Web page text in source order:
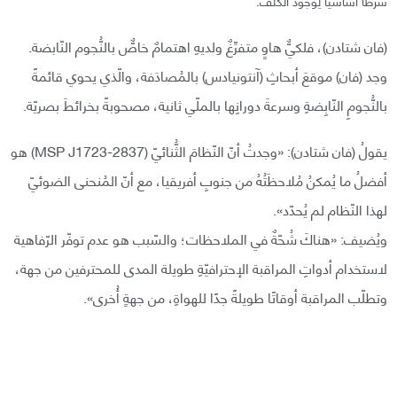
(فان شتادن)، فلكيٌّ هاوٍ متفرِّغٌ ولديهِ اهتمامٌ خاصٌّ بالنُّجوم النّابضة.
وجد (فان) موقعَ أبحاثِ (آنتونيادس) بالمُصادَفة، والّذي يحوي قائمةً
بالنُّجومِ النّابِضةِ وسرعةَ دورانِها بالملّي ثانية، مصحوبةً بخرائطَ بصريّة.
يقولُ (فان شتادن): «وجدتُ أنّ النّظامَ الثُّنائيّ (MSP J1723-2837) هو
أفضلُ ما يُمكنُ مُلاحظَتُهُ من جنوبِ أفريقيا، مع أنّ المُنحنى الضوئيّ
لهذا النّظام لم يُحدّد».
ويُضيف: «هناكَ شُحّةٌ في الملاحظات؛ والسّبب هو عدم توفّر الرّفاهية
لاستخدام أدواتِ المراقبة الإحترافيّةِ طويلة المدى للمحترفين من جهة،
وتطلّب المراقبة أوقاتًا طويلةً جدًا للهواةِ، من جهةٍ أُخرى».